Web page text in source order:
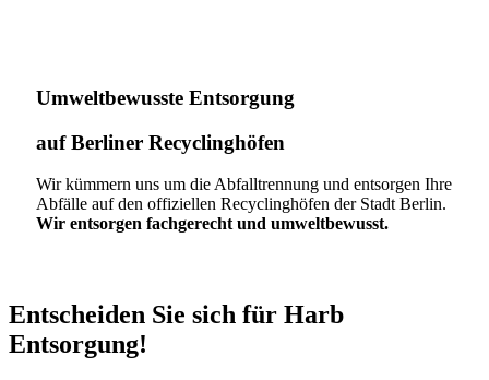
Umweltbewusste Entsorgung
auf Berliner Recyclinghöfen​
Wir kümmern uns um die Abfalltrennung und entsorgen Ihre
Abfälle auf den offiziellen Recyclinghöfen der Stadt Berlin.
Wir entsorgen fachgerecht und umweltbewusst.
Entscheiden Sie sich für Harb
Entsorgung!​